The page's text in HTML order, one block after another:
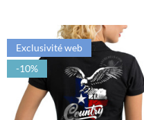
Exclusivité web
-10%